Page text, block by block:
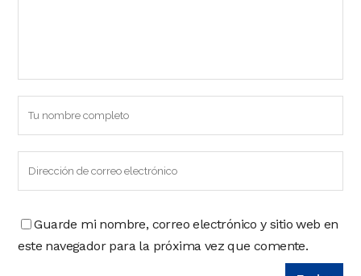
Guarde mi nombre, correo electrónico y sitio web en
este navegador para la próxima vez que comente.